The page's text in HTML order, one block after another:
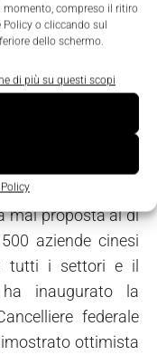
momento, compreso il ritiro
o cliccando sul
dello schermo.
di più su questi scopi
sostenibile
Intelligence'. “La
von Fritsch. “La
come partner di
motore del
effetti la Cina ha
più massiccia
mai proposta al di
aziende cinesi
tutti i settori e il
inaugurato la
federale
ottimista